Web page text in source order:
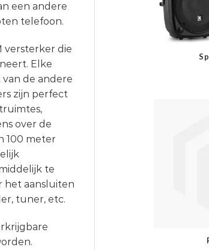
een andere
telefoon.
versterker die
Elke
de andere
zijn perfect
over de
100 meter
te
het aansluiten
tuner, etc.